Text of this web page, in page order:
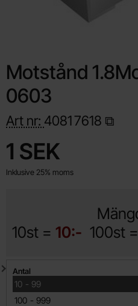
Motstånd
0603
Art nr: 40817618
pris
1 SEK
Inklusive 25% moms
10st = 10:- 100st =
Mängdrabatt
Antal
10 -
till 99
100 -
till 999